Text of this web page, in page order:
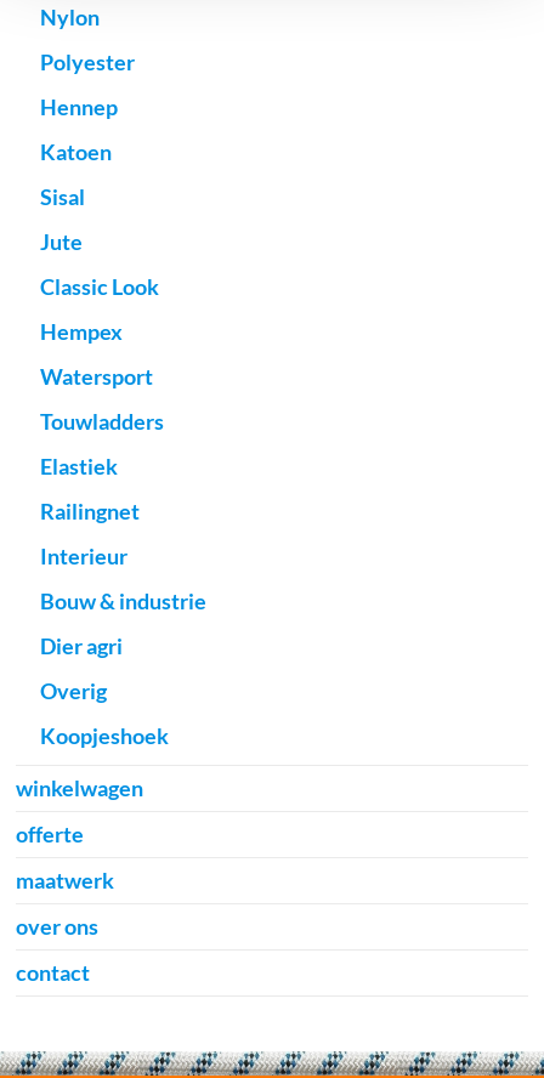
Nylon
Polyester
Hennep
Katoen
Sisal
Jute
Classic Look
Hempex
Watersport
Touwladders
Elastiek
Railingnet
Interieur
Bouw & industrie
Dier agri
Overig
Koopjeshoek
winkelwagen
offerte
maatwerk
over ons
contact